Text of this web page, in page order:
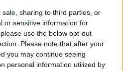
sharing to third parties, or
or sensitive information for
use the below opt-out
Please note that after your
you may continue seeing
personal information utilized by
e guerra civile
Brexit
non in guerra
Biden